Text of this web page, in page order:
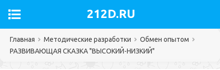
212D.RU
Главная Методические разработки
Обмен опытом
РАЗВИВАЮЩАЯ СКАЗКА "ВЫСОКИЙ-НИЗКИЙ"